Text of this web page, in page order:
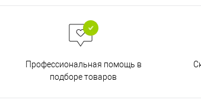
Профессиональная помощь в
подборе товаров